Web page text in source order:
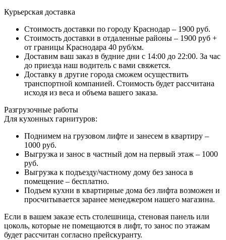
Курьерская доставка
Стоимость доставки по городу Краснодар – 1900 руб.
Стоимость доставки в отдаленные районы – 1900 руб +
от границы Краснодара 40 руб/км.
Доставим ваш заказ в будние дни с 14:00 до 22:00. За час
до приезда наш водитель с вами свяжется.
Доставку в другие города сможем осуществить
транспортной компанией. Стоимость будет рассчитана
исходя из веса и объема вашего заказа.
Разгрузочные работы
Для кухонных гарнитуров:
Поднимем на грузовом лифте и занесем в квартиру –
1000 руб.
Выгрузка и занос в частный дом на первый этаж – 1000
руб.
Выгрузка к подъезду/частному дому без заноса в
помещение – бесплатно.
Подъем кухни в квартирные дома без лифта возможен и
просчитывается заранее менеджером нашего магазина.
Если в вашем заказе есть столешница, стеновая панель или
цоколь, которые не помещаются в лифт, то занос по этажам
будет рассчитан согласно прейскуранту.